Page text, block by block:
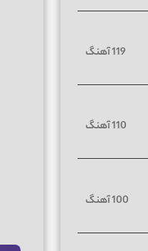
119 آهنگ
110 آهنگ
100 آهنگ